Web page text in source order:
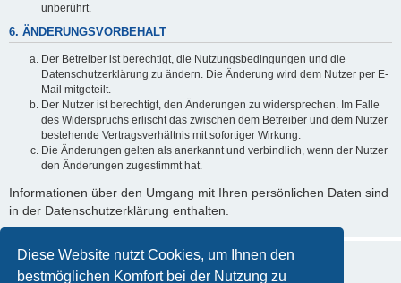
Diese Website nutzt Cookies, um Ihnen den
bestmöglichen Komfort bei der Nutzung zu
unberührt.
6. ÄNDERUNGSVORBEHALT
Der Betreiber ist berechtigt, die Nutzungsbedingungen und die
Datenschutzerklärung zu ändern. Die Änderung wird dem Nutzer per E-
Mail mitgeteilt.
Der Nutzer ist berechtigt, den Änderungen zu widersprechen. Im Falle
des Widerspruchs erlischt das zwischen dem Betreiber und dem Nutzer
bestehende Vertragsverhältnis mit sofortiger Wirkung.
Die Änderungen gelten als anerkannt und verbindlich, wenn der Nutzer
den Änderungen zugestimmt hat.
Informationen über den Umgang mit Ihren persönlichen Daten sind
in der Datenschutzerklärung enthalten.